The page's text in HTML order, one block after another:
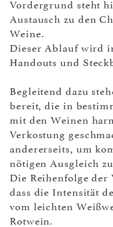
Vordergrund steht
Austausch zu den
Weine.
Dieser Ablauf wird
Handouts und
Begleitend dazu
bereit, die in
mit den Weinen
Verkostung
andererseits, um
nötigen Ausgleich
Die Reihenfolge der
dass die Intensität
vom leichten
Rotwein.